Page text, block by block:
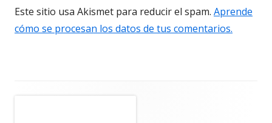
Este sitio usa Akismet para reducir el spam. Aprende
cómo se procesan los datos de tus comentarios.